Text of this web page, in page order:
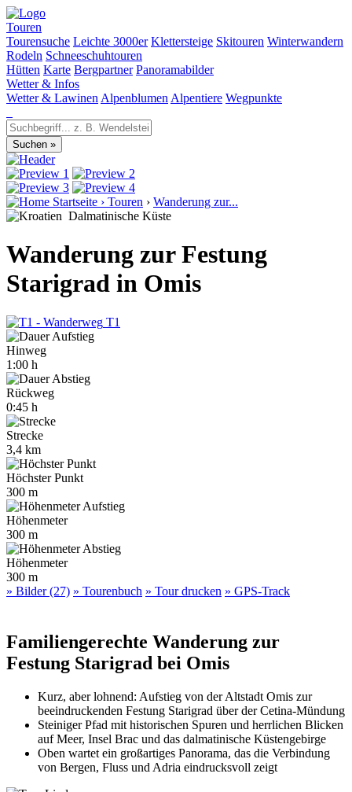
Touren
Tourensuche Leichte 3000er Klettersteige Skitouren Winterwandern
Rodeln Schneeschuhtouren
Hütten Karte Bergpartner Panoramabilder
Wetter & Infos
Wetter & Lawinen Alpenblumen Alpentiere Wegpunkte
Startseite › Touren › Wanderung zur...
Dalmatinische Küste
Wanderung zur Festung
Starigrad in Omis
T1
Hinweg
1:00 h
Rückweg
0:45 h
Strecke
3,4 km
Höchster Punkt
300 m
Höhenmeter
300 m
Höhenmeter
300 m
» Bilder (27) » Tourenbuch » Tour drucken » GPS-Track
Familiengerechte Wanderung zur
Festung Starigrad bei Omis
Kurz, aber lohnend: Aufstieg von der Altstadt Omis zur
beeindruckenden Festung Starigrad über der Cetina-Mündung
Steiniger Pfad mit historischen Spuren und herrlichen Blicken
auf Meer, Insel Brac und das dalmatinische Küstengebirge
Oben wartet ein großartiges Panorama, das die Verbindung
von Bergen, Fluss und Adria eindrucksvoll zeigt